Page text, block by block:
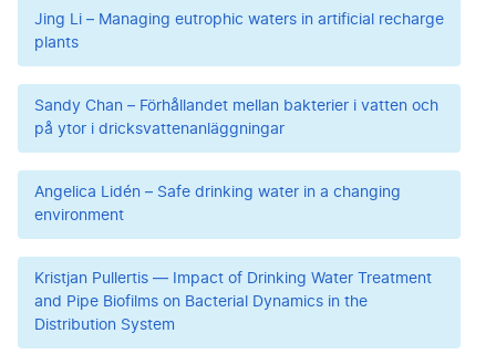
Jing Li – Managing eutrophic waters in artificial recharge
plants
Sandy Chan – Förhållandet mellan bakterier i vatten och
på ytor i dricksvattenanläggningar
Angelica Lidén – Safe drinking water in a changing
environment
Kristjan Pullertis — Impact of Drinking Water Treatment
and Pipe Biofilms on Bacterial Dynamics in the
Distribution System